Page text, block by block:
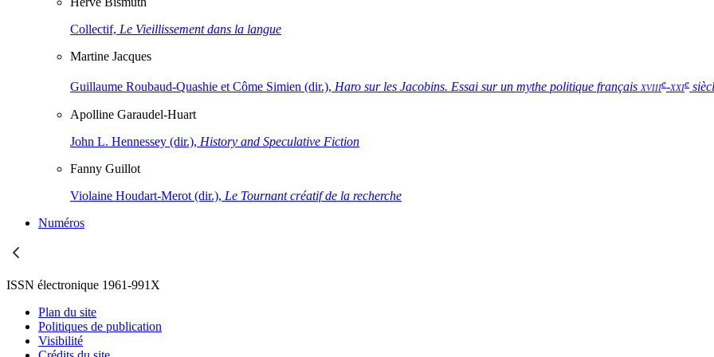
Collectif, Le Vieillissement dans la langue
Martine Jacques
Guillaume Roubaud-Quashie et Côme Simien (dir.), Haro sur les Jacobins. Essai sur un mythe politique françaisxviiie-xxie
Apolline Garaudel-Huart
John L. Hennessey (dir.), History and Speculative Fiction
Fanny Guillot
Violaine Houdart-Merot (dir.), Le Tournant créatif de la recherche
Numéros
ISSN électronique 1961-991X
Plan du site
Politiques de publication
Visibilité